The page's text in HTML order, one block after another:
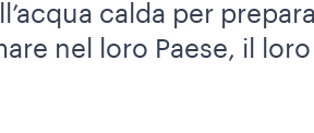
calda per
nel loro Paese, il